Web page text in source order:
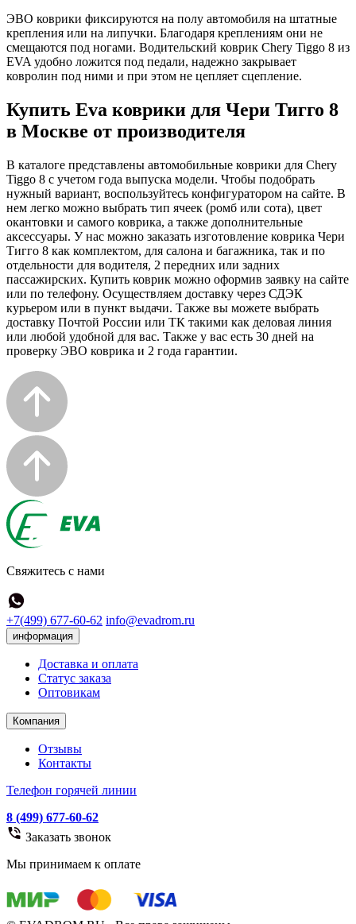
ЭВО коврики фиксируются на полу автомобиля на штатные
крепления или на липучки. Благодаря креплениям они не
смещаются под ногами. Водительский коврик Chery Tiggo 8 из
EVA удобно ложится под педали, надежно закрывает
ковролин под ними и при этом не цепляет сцепление.
Купить Eva коврики для Чери Тигго 8
в Москве от производителя
В каталоге представлены автомобильные коврики для Chery
Tiggo 8 с учетом года выпуска модели. Чтобы подобрать
нужный вариант, воспользуйтесь конфигуратором на сайте. В
нем легко можно выбрать тип ячеек (ромб или сота), цвет
окантовки и самого коврика, а также дополнительные
аксессуары. У нас можно заказать изготовление коврика Чери
Тигго 8 как комплектом, для салона и багажника, так и по
отдельности для водителя, 2 передних или задних
пассажирских. Купить коврик можно оформив заявку на сайте
или по телефону. Осуществляем доставку через СДЭК
курьером или в пункт выдачи. Также вы можете выбрать
доставку Почтой России или ТК такими как деловая линия
или любой удобной для вас. Также у вас есть 30 дней на
проверку ЭВО коврика и 2 года гарантии.
Свяжитесь с нами
+7(499) 677-60-62 info@evadrom.ru
информация
Доставка и оплата
Статус заказа
Оптовикам
Компания
Отзывы
Контакты
Телефон горячей линии
8 (499) 677-60-62
Заказать звонок
Мы принимаем к оплате